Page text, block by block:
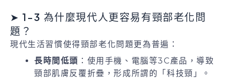
➤ 1-3 為什麼現代人更容易有頸部老化問
題？
現代生活習慣使得頸部老化問題更為普遍：
長時間低頭 ：使用手機、電腦等3C產品，導致
頸部肌膚反覆折疊，形成所謂的「科技頸」。